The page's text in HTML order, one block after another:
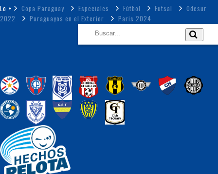
Lo + Copa Paraguay Especiales Fútbol Futsal
Odesur
2022
Paraguayos en el Exterior Paris 2024